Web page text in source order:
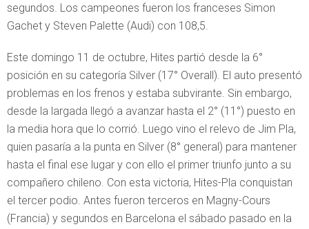
segundos. Los campeones fueron los franceses Simon
Gachet y Steven Palette (Audi) con 108,5.
Este domingo 11 de octubre, Hites partió desde la 6°
posición en su categoría Silver (17° Overall). El auto presentó
problemas en los frenos y estaba subvirante. Sin embargo,
desde la largada llegó a avanzar hasta el 2° (11°) puesto en
la media hora que lo corrió. Luego vino el relevo de Jim Pla,
quien pasaría a la punta en Silver (8° general) para mantener
hasta el final ese lugar y con ello el primer triunfo junto a su
compañero chileno. Con esta victoria, Hites-Pla conquistan
el tercer podio. Antes fueron terceros en Magny-Cours
(Francia) y segundos en Barcelona el sábado pasado en la